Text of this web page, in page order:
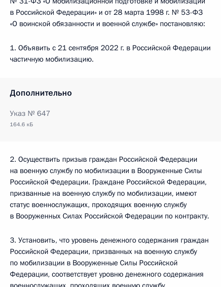
в Российской Федерации» и от 28 марта 1998 г. № 53-ФЗ
«О воинской обязанности и военной службе» постановляю:
1. Объявить с 21 сентября 2022 г. в Российской Федерации
частичную мобилизацию.
Дополнительно
Указ № 647
164.6 кБ
2. Осуществить призыв граждан Российской Федерации
на военную службу по мобилизации в Вооруженные Силы
Российской Федерации. Граждане Российской Федерации,
призванные на военную службу по мобилизации, имеют
статус военнослужащих, проходящих военную службу
в Вооруженных Силах Российской Федерации по контракту.
3. Установить, что уровень денежного содержания граждан
Российской Федерации, призванных на военную службу
по мобилизации в Вооруженные Силы Российской
Федерации, соответствует уровню денежного содержания